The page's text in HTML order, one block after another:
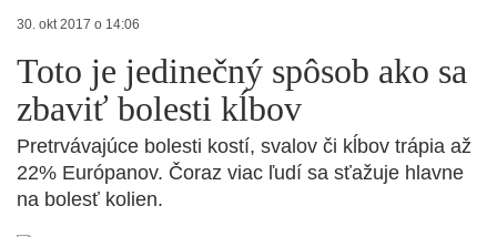
30. okt 2017 o 14:06
Toto je jedinečný spôsob ako sa
zbaviť bolesti kĺbov
Pretrvávajúce bolesti kostí, svalov či kĺbov trápia až
22% Európanov. Čoraz viac ľudí sa sťažuje hlavne
na bolesť kolien.